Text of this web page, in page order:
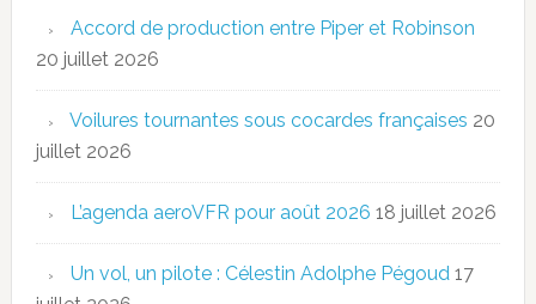
Accord de production entre Piper et Robinson
20 juillet 2026
Voilures tournantes sous cocardes françaises 20
juillet 2026
L’agenda aeroVFR pour août 2026 18 juillet 2026
Un vol, un pilote : Célestin Adolphe Pégoud 17